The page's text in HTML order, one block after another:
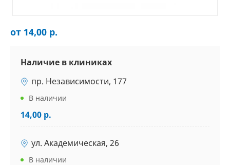
от 14,00 р.
Наличие в клиниках
пр. Независимости, 177
В наличии
14,00 р.
ул. Академическая, 26
В наличии